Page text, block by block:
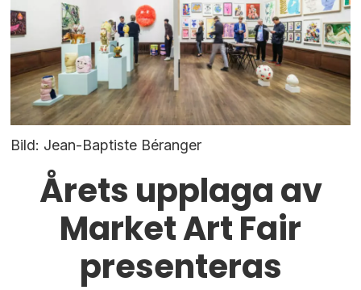
Bild: Jean-Baptiste Béranger
Årets upplaga av
Market Art Fair
presenteras